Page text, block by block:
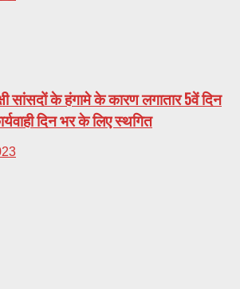
सांसदों के हंगामे के कारण लगातार 5वें दिन
दिन भर के लिए स्थगित